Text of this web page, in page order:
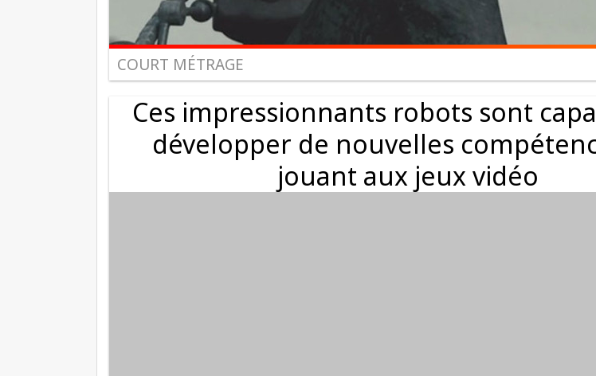
COURT MÉTRAGE
Ces impressionnants robots sont
développer de nouvelles
jouant aux jeux vidéo